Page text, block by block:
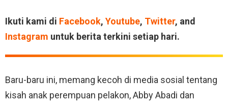
Ikuti kami di Facebook, Youtube, Twitter, and
Instagram untuk berita terkini setiap hari.
Baru-baru ini, memang kecoh di media sosial tentang
kisah anak perempuan pelakon, Abby Abadi dan